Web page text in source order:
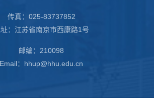
传真：025-83737852
：江苏省南京市西康路1号
邮编：210098
Email：hhup@hhu.edu.cn